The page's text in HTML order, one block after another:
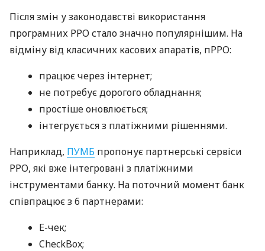
Після змін у законодавстві використання
програмних РРО стало значно популярнішим. На
відміну від класичних касових апаратів, пРРО:
працює через інтернет;
не потребує дорогого обладнання;
простіше оновлюється;
інтегрується з платіжними рішеннями.
Наприклад, ПУМБ пропонує партнерські сервіси
РРО, які вже інтегровані з платіжними
інструментами банку. На поточний момент банк
співпрацює з 6 партнерами:
E-чек;
CheckBox;